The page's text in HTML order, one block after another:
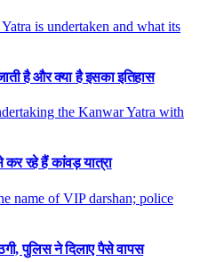
है और क्या है इसका इतिहास
कर रहे हैं कांवड़ यात्रा
पुलिस ने दिलाए पैसे वापस